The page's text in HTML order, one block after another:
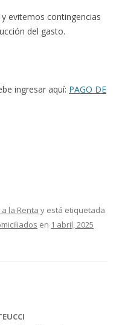
evitemos contingencias
del gasto.
ingresar aquí: PAGO DE
la Renta y está etiquetada
en 1 abril, 2025